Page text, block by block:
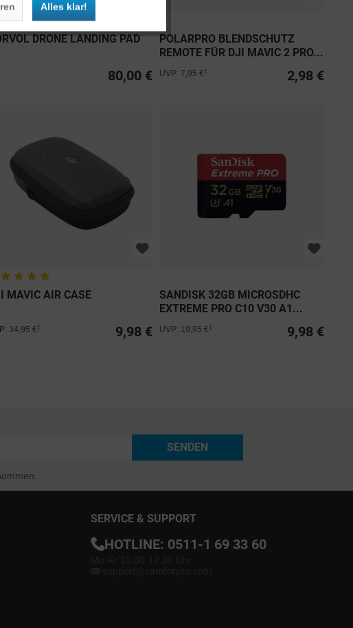
DRONE LANDING PAD
80,00 €
POLARPRO BLENDSCHUTZ
REMOTE FÜR DJI MAVIC 2 PRO...
2,98 €
UVP: 7,95 €
MAVIC AIR CASE
9,98 €
34,95 €
SANDISK 32GB MICROSDHC
EXTREME PRO C10 V30 A1...
9,98 €
UVP: 19,95 €
SENDEN
SERVICE & SUPPORT
HOTLINE: 0511-1 69 33 60
Inaktiv
Alles klar!